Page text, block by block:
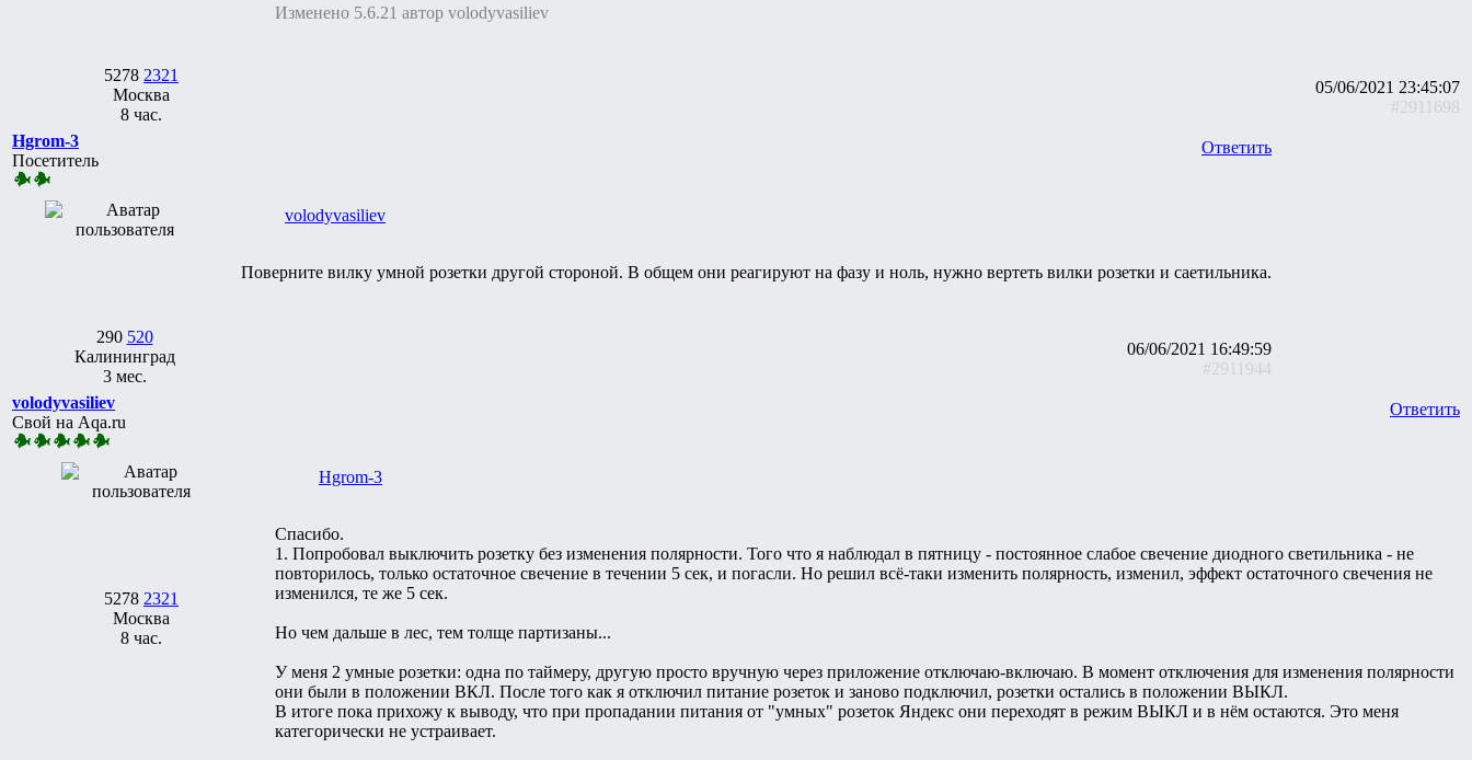
5278 2321
Москва
8 час.
Изменено 5.6.21 автор volodyvasiliev
05/06/2021 23:45:07
#2911698
Hgrom-3
Посетитель
290 520
Калининград
3 мес.
Ответить
volodyvasiliev
Поверните вилку умной розетки другой стороной. В общем они реагируют на фазу и ноль, нужно вертеть вилки розетки и саетильника.
06/06/2021 16:49:59
#2911944
volodyvasiliev
Свой на Aqa.ru
5278 2321
Москва
8 час.
Ответить
Hgrom-3
Спасибо.
1. Попробовал выключить розетку без изменения полярности. Того что я наблюдал в пятницу - постоянное слабое свечение диодного светильника - не
повторилось, только остаточное свечение в течении 5 сек, и погасли. Но решил всё-таки изменить полярность, изменил, эффект остаточного свечения не
изменился, те же 5 сек.
Но чем дальше в лес, тем толще партизаны...
У меня 2 умные розетки: одна по таймеру, другую просто вручную через приложение отключаю-включаю. В момент отключения для изменения полярности
они были в положении ВКЛ. После того как я отключил питание розеток и заново подключил, розетки остались в положении ВЫКЛ.
В итоге пока прихожу к выводу, что при пропадании питания от "умных" розеток Яндекс они переходят в режим ВЫКЛ и в нём остаются. Это меня
категорически не устраивает.